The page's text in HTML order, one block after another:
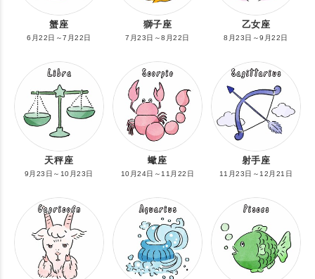
蟹座
6月22日～7月22日
獅子座
7月23日～8月22日
乙女座
8月23日～9月22日
天秤座
9月23日～10月23日
蠍座
10月24日～11月22日
射手座
11月23日～12月21日